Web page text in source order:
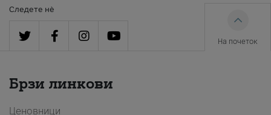
Следете нè
На почеток
Брзи линкови
Ценовници